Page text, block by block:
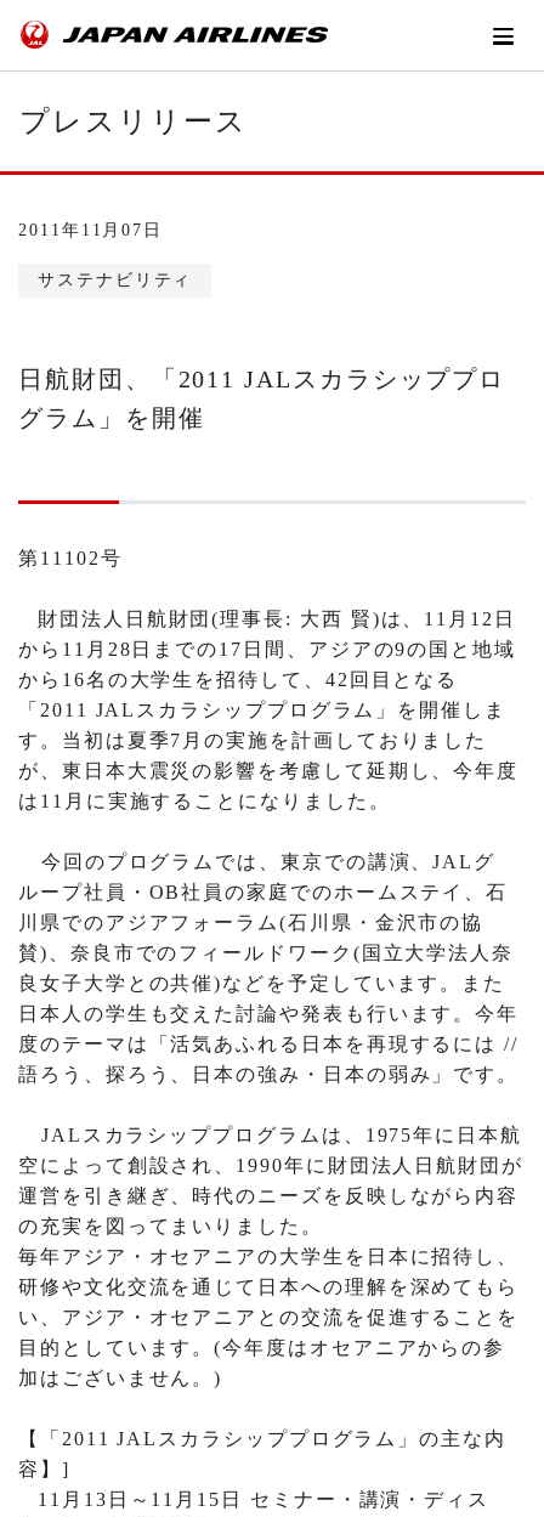
プレスリリース
2011年11月07日
サステナビリティ
日航財団、「2011 JALスカラシッププロ
グラム」を開催
第11102号
財団法人日航財団(理事長: 大西 賢)は、 11 月 12 日
から 11 月 28 日までの17 日間、アジアの9の国と地域
から 16名の大学生を招待して、 42 回目となる
「 2011 JAL スカラシッププログラム」を開催しま
す。当初は夏季7 月の実施を計画しておりました
が、東日本大震災の影響を考慮して延期し、今年度
は 11 月に実施することになりました。
今回のプログラムでは、東京での講演、JAL グ
ループ社員・ OB社員の家庭でのホームステイ、石
川県でのアジアフォーラム(石川県・金沢市の協
賛) 、奈良市でのフィールドワーク ( 国立大学法人奈
良女子大学との共催)などを予定しています。また
日本人の学生も交えた討論や発表も行います。今年
度のテーマは「活気あふれる日本を再現するには//
語ろう、探ろう、日本の強み・日本の弱み」です。
JAL スカラシッププログラムは、 1975年に日本航
空によって創設され、 1990年に財団法人日航財団が
運営を引き継ぎ、時代のニーズを反映しながら内容
の充実を図ってまいりました。
毎年アジア・オセアニアの大学生を日本に招待し、
研修や文化交流を通じて日本への理解を深めてもら
い、アジア・オセアニアとの交流を促進することを
目的としています。(今年度はオセアニアからの参
加はございません。)
【「 2011 JAL スカラシッププログラム」の主な内
容】 ]
11 月 13 日～ 11 月 15 日 セミナー・講演・ディス